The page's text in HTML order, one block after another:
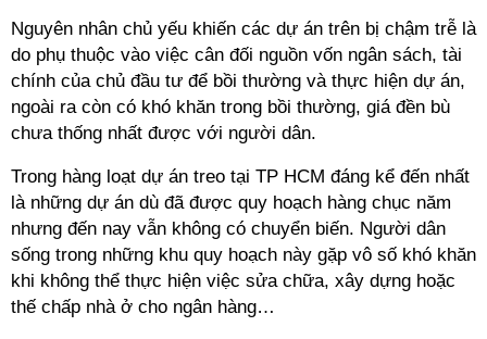
Nguyên nhân chủ yếu khiến các dự án trên bị chậm trễ là
do phụ thuộc vào việc cân đối nguồn vốn ngân sách, tài
chính của chủ đầu tư để bồi thường và thực hiện dự án,
ngoài ra còn có khó khăn trong bồi thường, giá đền bù
chưa thống nhất được với người dân.
Trong hàng loạt dự án treo tại TP HCM đáng kể đến nhất
là những dự án dù đã được quy hoạch hàng chục năm
nhưng đến nay vẫn không có chuyển biến. Người dân
sống trong những khu quy hoạch này gặp vô số khó khăn
khi không thể thực hiện việc sửa chữa, xây dựng hoặc
thế chấp nhà ở cho ngân hàng…